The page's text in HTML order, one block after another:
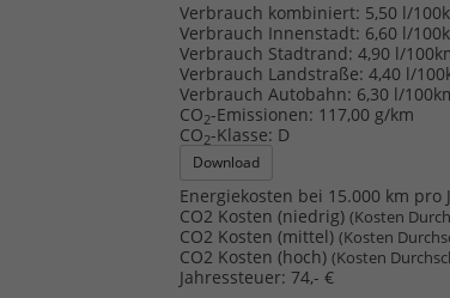
Verbrauch kombiniert: 5,50 l/
Verbrauch Innenstadt: 6,60 l/
Verbrauch Stadtrand: 4,90 l/
Verbrauch Landstraße: 4,40 l/
Verbrauch Autobahn: 6,30 l/
CO2-Emissionen: 117,00 g/km
CO2-Klasse: D
Download
Energiekosten bei 15.000 km pro
CO2 Kosten (niedrig) (Kosten
CO2 Kosten (mittel) (Kosten
CO2 Kosten (hoch) (Kosten
Jahressteuer: 74,- €